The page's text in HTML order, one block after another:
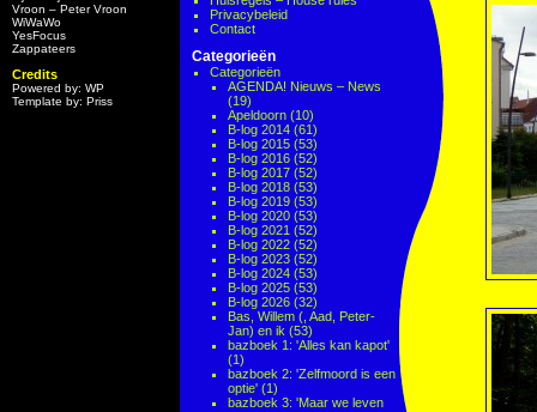
Vroon – Peter Vroon
WiWaWo
YesFocus
Zappateers
Credits
Powered by: WP
Template by: Priss
Privacybeleid
Contact
Categorieën
Categorieën
AGENDA! Nieuws – News
(19)
Apeldoorn (10)
B-log 2014 (61)
B-log 2015 (53)
B-log 2016 (52)
B-log 2017 (52)
B-log 2018 (53)
B-log 2019 (53)
B-log 2020 (53)
B-log 2021 (52)
B-log 2022 (52)
B-log 2023 (52)
B-log 2024 (53)
B-log 2025 (53)
B-log 2026 (32)
Bas, Willem (, Aad, Peter-
Jan) en ik (53)
bazboek 1: 'Alles kan kapot'
(1)
bazboek 2: 'Zelfmoord is een
optie' (1)
bazboek 3: 'Maar we leven